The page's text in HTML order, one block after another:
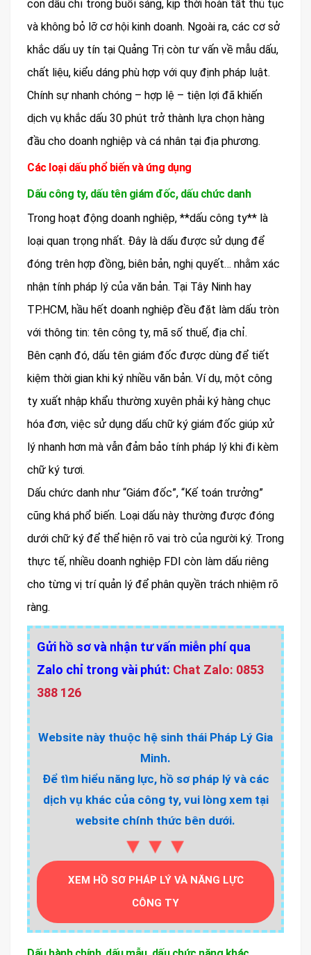
con dấu chỉ trong buổi sáng, kịp thời hoàn tất thủ tục
và không bỏ lỡ cơ hội kinh doanh. Ngoài ra, các cơ sở
khắc dấu uy tín tại Quảng Trị còn tư vấn về mẫu dấu,
chất liệu, kiểu dáng phù hợp với quy định pháp luật.
Chính sự nhanh chóng – hợp lệ – tiện lợi đã khiến
dịch vụ khắc dấu 30 phút trở thành lựa chọn hàng
đầu cho doanh nghiệp và cá nhân tại địa phương.
Các loại dấu phổ biến và ứng dụng
Dấu công ty, dấu tên giám đốc, dấu chức danh
Trong hoạt động doanh nghiệp, **dấu công ty** là
loại quan trọng nhất. Đây là dấu được sử dụng để
đóng trên hợp đồng, biên bản, nghị quyết… nhằm xác
nhận tính pháp lý của văn bản. Tại Tây Ninh hay
TP.HCM, hầu hết doanh nghiệp đều đặt làm dấu tròn
với thông tin: tên công ty, mã số thuế, địa chỉ.
Bên cạnh đó, dấu tên giám đốc được dùng để tiết
kiệm thời gian khi ký nhiều văn bản. Ví dụ, một công
ty xuất nhập khẩu thường xuyên phải ký hàng chục
hóa đơn, việc sử dụng dấu chữ ký giám đốc giúp xử
lý nhanh hơn mà vẫn đảm bảo tính pháp lý khi đi kèm
chữ ký tươi.
Dấu chức danh như “Giám đốc”, “Kế toán trưởng”
cũng khá phổ biến. Loại dấu này thường được đóng
dưới chữ ký để thể hiện rõ vai trò của người ký. Trong
thực tế, nhiều doanh nghiệp FDI còn làm dấu riêng
cho từng vị trí quản lý để phân quyền trách nhiệm rõ
ràng.
Gửi hồ sơ và nhận tư vấn miễn phí qua
Zalo chỉ trong vài phút: Chat Zalo: 0853
388 126
Website này thuộc hệ sinh thái Pháp Lý Gia
Minh.
Để tìm hiểu năng lực, hồ sơ pháp lý và các
dịch vụ khác của công ty, vui lòng xem tại
website chính thức bên dưới.
▼▼▼
XEM HỒ SƠ PHÁP LÝ VÀ NĂNG LỰC
CÔNG TY